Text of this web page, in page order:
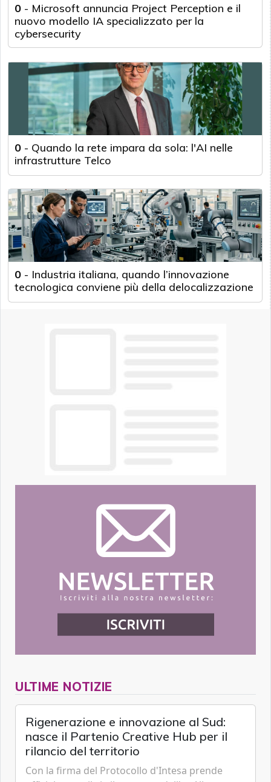
0 - Microsoft annuncia Project Perception e il
nuovo modello IA specializzato per la
cybersecurity
0 - Quando la rete impara da sola: l'AI nelle
infrastrutture Telco
0 - Industria italiana, quando l’innovazione
tecnologica conviene più della delocalizzazione
ULTIME NOTIZIE
Rigenerazione e innovazione al Sud:
nasce il Partenio Creative Hub per il
rilancio del territorio
Con la firma del Protocollo d'Intesa prende